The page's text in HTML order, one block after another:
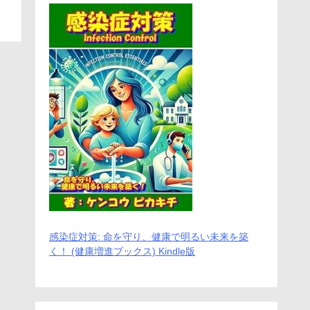
感染症対策: 命を守り、健康で明るい未来を築
く！ (健康増進ブックス) Kindle版